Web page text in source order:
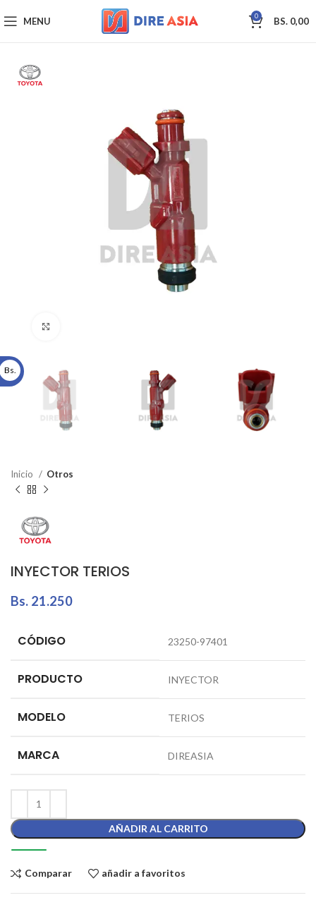
MENU 0 BS. 0,00
Inicio Otros
INYECTOR TERIOS
Bs. 21.250
CÓDIGO 23250-97401
PRODUCTO INYECTOR
MODELO TERIOS
MARCA DIREASIA
AÑADIR AL CARRITO
Comparar añadir a favoritos
Bs.